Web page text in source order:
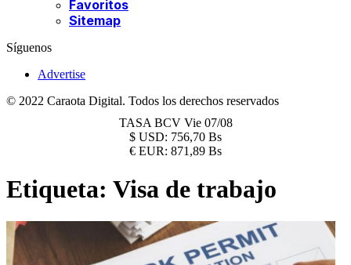
Favoritos
Sitemap
Síguenos
Advertise
© 2022 Caraota Digital. Todos los derechos reservados
TASA BCV Vie 07/08
$ USD: 756,70 Bs
€ EUR: 871,89 Bs
Etiqueta: Visa de trabajo